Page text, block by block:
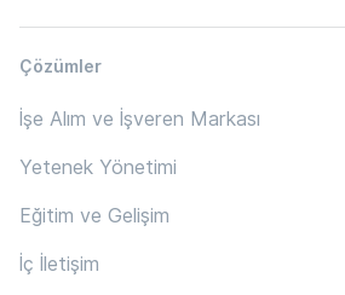
Çözümler
İşe Alım ve İşveren Markası
Yetenek Yönetimi
Eğitim ve Gelişim
İç İletişim